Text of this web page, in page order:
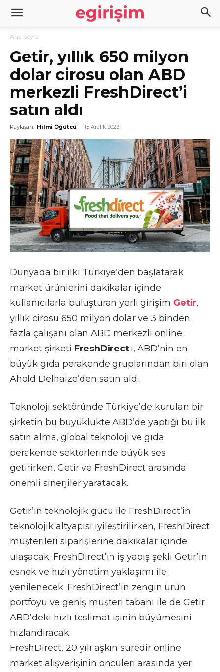
Ana Sayfa
Getir, yıllık 650 milyon
dolar cirosu olan ABD
merkezli FreshDirect’i
satın aldı
Paylaşan: Hilmi Öğütcü - 15 Aralık 2023
Dünyada bir ilki Türkiye’den başlatarak
market ürünlerini dakikalar içinde
kullanıcılarla buluşturan yerli girişim Getir,
yıllık cirosu 650 milyon dolar ve 3 binden
fazla çalışanı olan ABD merkezli online
market şirketi FreshDirect‘i, ABD’nin en
büyük gıda perakende gruplarından biri olan
Ahold Delhaize’den satın aldı.
Teknoloji sektöründe Türkiye’de kurulan bir
şirketin bu büyüklükte ABD’de yaptığı bu ilk
satın alma, global teknoloji ve gıda
perakende sektörlerinde büyük ses
getirirken, Getir ve FreshDirect arasında
önemli sinerjiler yaratacak.
Getir’in teknolojik gücü ile FreshDirect’in
teknolojik altyapısı iyileştirilirken, FreshDirect
müşterileri siparişlerine dakikalar içinde
ulaşacak. FreshDirect’in iş yapış şekli Getir’in
esnek ve hızlı yönetim yaklaşımı ile
yenilenecek. FreshDirect’in zengin ürün
portföyü ve geniş müşteri tabanı ile de Getir
ABD’deki hızlı teslimat işinin büyümesini
hızlandıracak.
FreshDirect, 20 yılı aşkın süredir online
market alışverişinin öncüleri arasında yer